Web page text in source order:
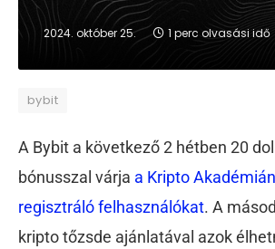
2024. október 25. 1 perc olvasási idő
bybit
A Bybit a következő 2 hétben 20
bónusszal várja a Kripto
regisztráló felhasználókat. A
kripto tőzsde ajánlatával azok